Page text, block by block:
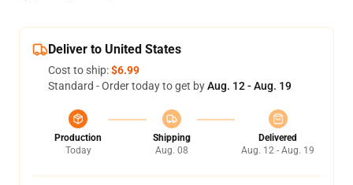
Deliver to United States
Cost to ship:$6.99
Standard - Order today to get byAug. 12 - Aug. 19
Production
Today
Shipping
Aug. 08
Delivered
Aug. 12 - Aug. 19